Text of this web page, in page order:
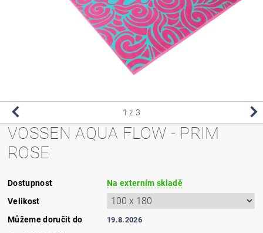
1 z 3
VOSSEN AQUA FLOW - PRIM
ROSE
Dostupnost
Na externím skladě
Velikost
Můžeme doručit do
19.8.2026